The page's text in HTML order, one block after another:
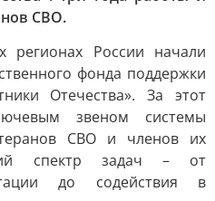
СВО.
регионах России начали
фонда поддержки
Отечества». За этот
звеном системы
СВО и членов их
спектр задач – от
до содействия в